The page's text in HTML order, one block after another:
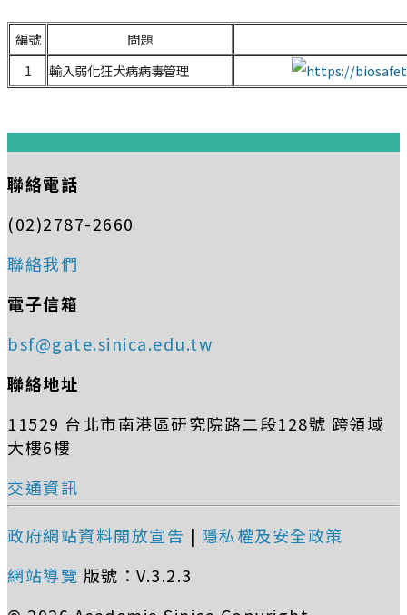
編號
問題
1
輸入弱化狂犬病病毒管理
聯絡電話
(02)2787-2660
聯絡我們
電子信箱
bsf@gate.sinica.edu.tw
聯絡地址
11529 台北市南港區研究院路二段128號 跨領域
大樓6樓
交通資訊
政府網站資料開放宣告 | 隱私權及安全政策
網站導覽 版號：V.3.2.3